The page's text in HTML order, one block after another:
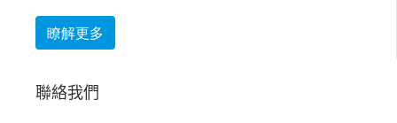
瞭解更多
聯絡我們